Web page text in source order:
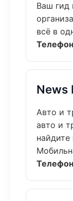
Ваш гид
всё в
News
Авто и
авто и
найдите